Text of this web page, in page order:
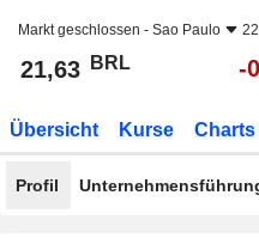
Markt geschlossen - Sao Paulo
21,63 BRL -
Übersicht Kurse Charts
Profil